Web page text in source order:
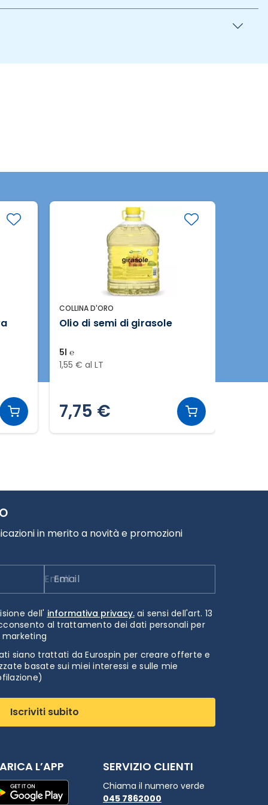
COLLINA D'ORO
Olio di semi di girasole
5l ℮
1,55 € al LT
7,75 €
in merito a novità e promozioni
Email
dell' informativa privacy.ai sensi dell'art. 13
al trattamento dei dati personali per
siano trattati da Eurospin per creare offerte e
basate sui miei interessi e sulle mie
Iscriviti subito
L’APP SERVIZIO CLIENTI
Chiama il numero verde
045 7862000